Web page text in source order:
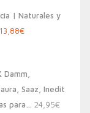
| Naturales y
El
13,88€El
es:
13,88€.
Damm,
Saaz, Inedit
para… 24,95€